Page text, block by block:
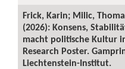
Frick, Karin; Milic,
(2026): Konsens,
macht politische Kultur
Research Poster.
Liechtenstein-Institut.